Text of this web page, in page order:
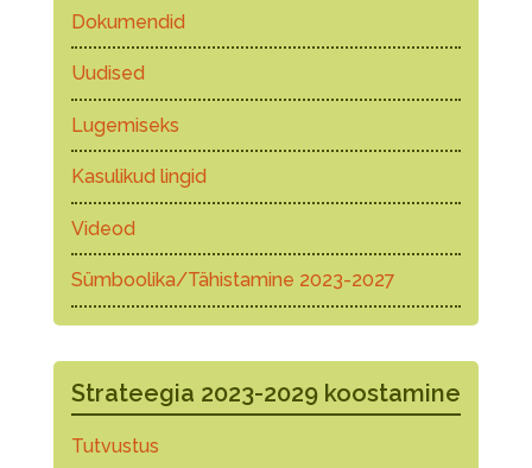
Dokumendid
Uudised
Lugemiseks
Kasulikud lingid
Videod
Sümboolika/Tähistamine 2023-2027
Strateegia 2023-2029 koostamine
Tutvustus